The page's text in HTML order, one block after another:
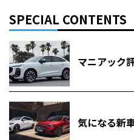
SPECIAL CONTENTS
マニアック
気になる新